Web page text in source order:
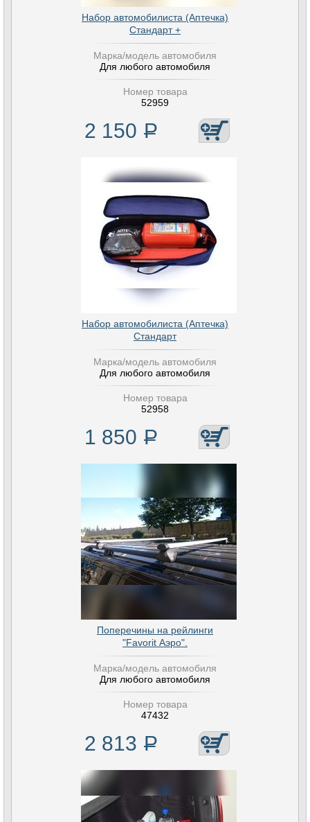
Набор автомобилиста (Аптечка)
Стандарт +
Марка/модель автомобиля
Для любого автомобиля
Номер товара
52959
2 150 Р
Набор автомобилиста (Аптечка)
Стандарт
Марка/модель автомобиля
Для любого автомобиля
Номер товара
52958
1 850 Р
Поперечины на рейлинги
"Favorit Аэро".
Марка/модель автомобиля
Для любого автомобиля
Номер товара
47432
2 813 Р